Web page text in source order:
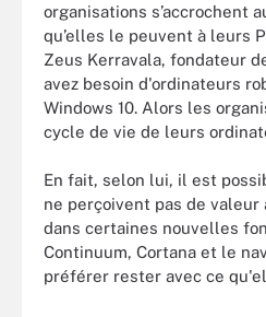
organisations s’accrochent
qu’elles le peuvent à leurs
Zeus Kerravala, fondateur
avez besoin d'ordinateurs
Windows 10. Alors les
cycle de vie de leurs
En fait, selon lui, il est
ne perçoivent pas de
dans certaines nouvelles
Continuum, Cortana et le
préférer rester avec ce